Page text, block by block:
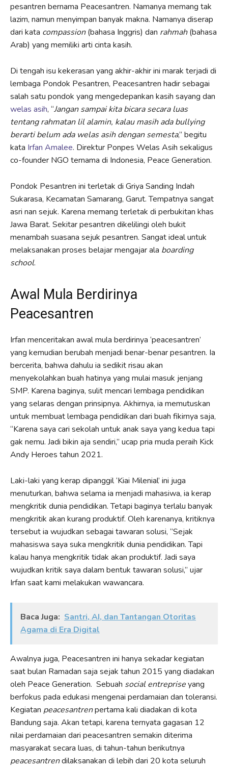
pesantren bernama Peacesantren. Namanya memang tak
lazim, namun menyimpan banyak makna. Namanya diserap
dari kata compassion(bahasa Inggris) dan rahmah(bahasa
Arab) yang memiliki arti cinta kasih.
Di tengah isu kekerasan yang akhir-akhir ini marak terjadi di
lembaga Pondok Pesantren, Peacesantren hadir sebagai
salah satu pondok yang mengedepankan kasih sayang dan
welas asih, “Jangan sampai kita bicara secara luas
tentang rahmatan lil alamin, kalau masih ada bullying
berarti belum ada welas asih dengan semesta,” begitu
kata Irfan Amalee. Direktur Ponpes Welas Asih sekaligus
co-founder NGO ternama di Indonesia, Peace Generation.
Pondok Pesantren ini terletak di Griya Sanding Indah
Sukarasa, Kecamatan Samarang, Garut. Tempatnya sangat
asri nan sejuk. Karena memang terletak di perbukitan khas
Jawa Barat. Sekitar pesantren dikelilingi oleh bukit
menambah suasana sejuk pesantren. Sangat ideal untuk
melaksanakan proses belajar mengajar ala boarding
school.
Awal Mula Berdirinya
Peacesantren
Irfan menceritakan awal mula berdirinya ‘peacesantren’
yang kemudian berubah menjadi benar-benar pesantren. Ia
bercerita, bahwa dahulu ia sedikit risau akan
menyekolahkan buah hatinya yang mulai masuk jenjang
SMP. Karena baginya, sulit mencari lembaga pendidikan
yang selaras dengan prinsipnya. Akhirnya, ia memutuskan
untuk membuat lembaga pendidikan dari buah fikirnya saja,
“Karena saya cari sekolah untuk anak saya yang kedua tapi
gak nemu. Jadi bikin aja sendiri,” ucap pria muda peraih Kick
Andy Heroes tahun 2021.
Laki-laki yang kerap dipanggil ‘Kiai Milenial’ ini juga
menuturkan, bahwa selama ia menjadi mahasiwa, ia kerap
mengkritik dunia pendidikan. Tetapi baginya terlalu banyak
mengkritik akan kurang produktif. Oleh karenanya, kritiknya
tersebut ia wujudkan sebagai tawaran solusi, “Sejak
mahasiswa saya suka mengkritik dunia pendidikan. Tapi
kalau hanya mengkritik tidak akan produktif. Jadi saya
wujudkan kritik saya dalam bentuk tawaran solusi,” ujar
Irfan saat kami melakukan wawancara.
Baca Juga: Santri, AI, dan Tantangan Otoritas
Agama di Era Digital
Awalnya juga, Peacesantren ini hanya sekadar kegiatan
saat bulan Ramadan saja sejak tahun 2015 yang diadakan
oleh Peace Generation. Sebuah social entrepriseyang
berfokus pada edukasi mengenai perdamaian dan toleransi.
Kegiatan peacesantrenpertama kali diadakan di kota
Bandung saja. Akan tetapi, karena ternyata gagasan 12
nilai perdamaian dari peacesantren semakin diterima
masyarakat secara luas, di tahun-tahun berikutnya
peacesantrendilaksanakan di lebih dari 20 kota seluruh